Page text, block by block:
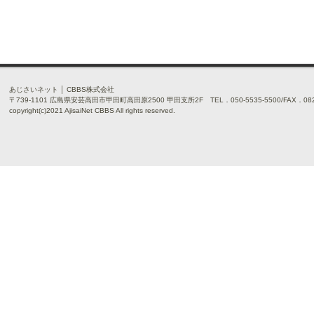
あじさいネット │ CBBS株式会社
〒739-1101 広島県安芸高田市甲田町高田原2500 甲田支所2F TEL．050-5535-5500/FAX．
copyright(c)2021 AjisaiNet CBBS All rights reserved.